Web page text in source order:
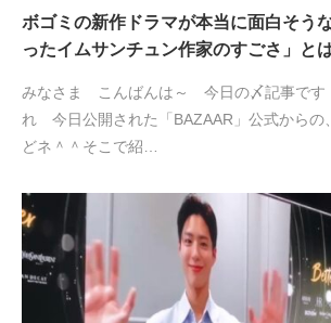
ボゴミの新作ドラマが本当に面白そう
ったイムサンチュン作家のすごさ」
みなさま こんばんは～ 今日の〆記事で
れ 今日公開された「BAZAAR」公式からの
どネ＾＾そこで紹…